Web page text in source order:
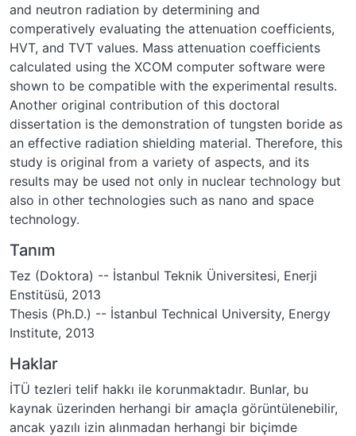
and neutron radiation by determining and
comperatively evaluating the attenuation coefficients,
HVT, and TVT values. Mass attenuation coefficients
calculated using the XCOM computer software were
shown to be compatible with the experimental results.
Another original contribution of this doctoral
dissertation is the demonstration of tungsten boride as
an effective radiation shielding material. Therefore, this
study is original from a variety of aspects, and its
results may be used not only in nuclear technology but
also in other technologies such as nano and space
technology.
Tanım
Tez (Doktora) -- İstanbul Teknik Üniversitesi, Enerji
Enstitüsü, 2013
Thesis (Ph.D.) -- İstanbul Technical University, Energy
Institute, 2013
Haklar
İTÜ tezleri telif hakkı ile korunmaktadır. Bunlar, bu
kaynak üzerinden herhangi bir amaçla görüntülenebilir,
ancak yazılı izin alınmadan herhangi bir biçimde